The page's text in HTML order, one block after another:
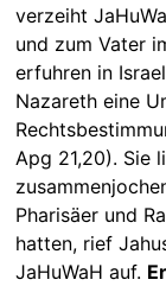
verzeiht
und zum Vater
erfuhren in
Nazareth eine
Apg 21,20). Sie
Pharisäer und
hatten, rief
JaHuWaH auf.